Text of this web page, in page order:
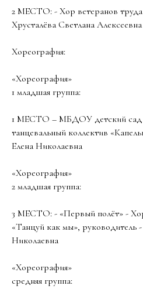
2 МЕСТО: - Хор ветеранов труда
Хрусталёва Светлана
Хореография:
«Хореография»
1 младшая группа:
1 МЕСТО – МБДОУ детский сад
танцевальный коллектив
Елена Николаевна
«Хореография»
2 младшая группа:
3 МЕСТО: - «Первый полёт» -
«Танцуй как мы», руководитель
Николаевна
«Хореография»
средняя группа: